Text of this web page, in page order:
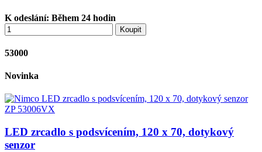
K odeslání: Během 24 hodin
Koupit
53000
Novinka
LED zrcadlo s podsvícením, 120 x 70, dotykový
senzor